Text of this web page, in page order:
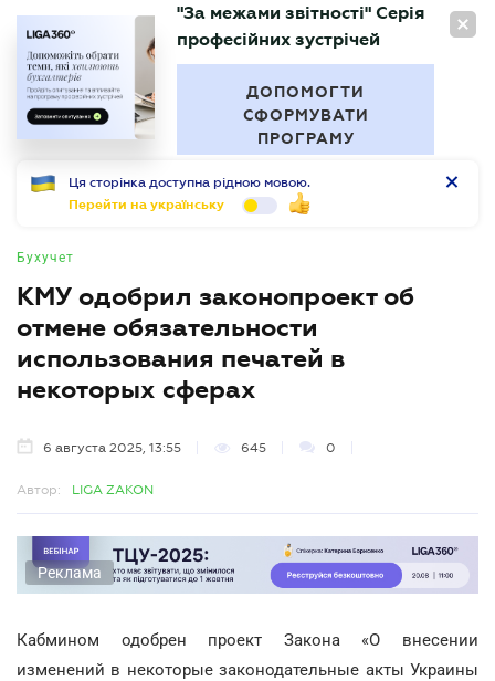
RU
БУХГАЛТЕР
"За межами звітності" Серія
професійних зустрічей
ДОПОМОГТИ
СФОРМУВАТИ
ПРОГРАМУ
Ця сторінка доступна рідною мовою.
Перейти на українську
Бухучет
КМУ одобрил законопроект об
отмене обязательности
использования печатей в
некоторых сферах
6 августа 2025, 13:55 645 0
Автор: LIGA ZAKON
Реклама
Кабмином одобрен проект Закона «О внесении
изменений в некоторые законодательные акты Украины